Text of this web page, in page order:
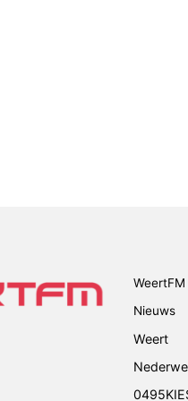
Nieuws
Weert